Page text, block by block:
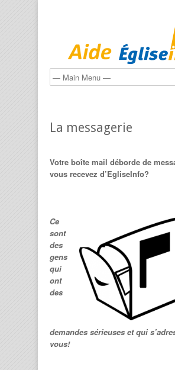
La messagerie
Votre boîte mail déborde de
vous recevez d’EgliseInfo?
Ce
sont
des
gens
qui
ont
des
demandes sérieuses et qui
vous!